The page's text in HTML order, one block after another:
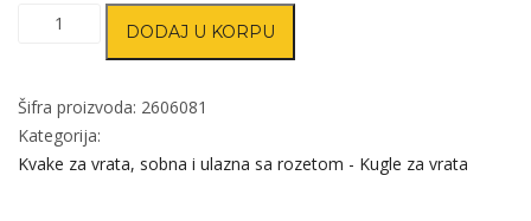
Kvaka
vrata
MITO-
S
DODAJ U KORPU
Šifra proizvoda: 2606081
Kategorija:
Kvake za vrata, sobna i ulazna sa rozetom - Kugle za vrata